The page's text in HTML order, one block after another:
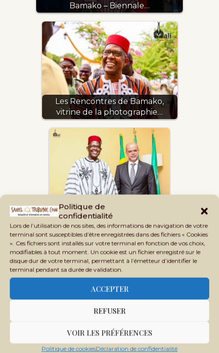
Politique de
confidentialité
Lors de l’utilisation de nos sites, des informations de navigation de votre
terminal sont susceptibles d’être enregistrées dans des fichiers « Cookies
». Ces fichiers sont installés sur votre terminal en fonction de vos choix,
modifiables à tout moment. Un cookie est un fichier enregistré sur le
disque dur de votre terminal, permettant à l’émetteur d’identifier le
terminal pendant sa durée de validation.
ACCEPTER
REFUSER
VOIR LES PRÉFÉRENCES
Politique de cookiesDéclaration de confidentialité
Bamako – Biennale…
Les Rencontres de Bamako,
vitrine de la photographie…
Diplomatie culturelle :
Renforcement des liens…
Journée internationale de la